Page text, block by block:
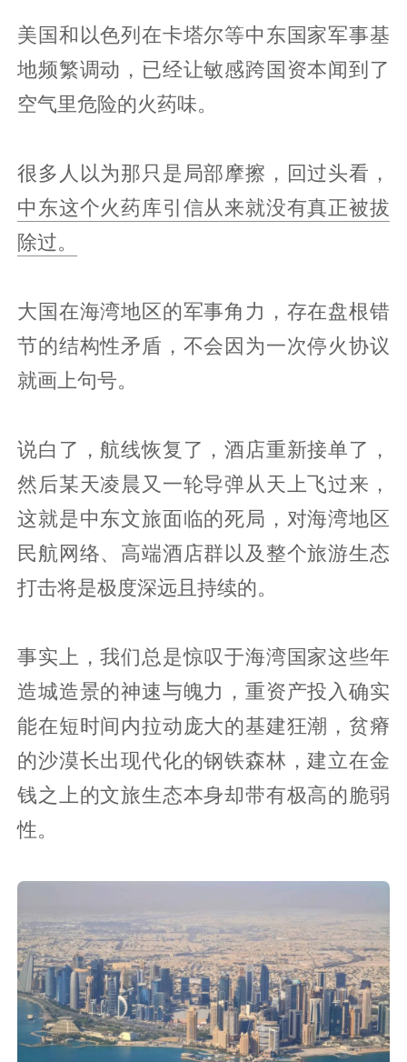
美国和以色列在卡塔尔等中东国家军事基
地频繁调动，已经让敏感跨国资本闻到了
空气里危险的火药味。
很多人以为那只是局部摩擦，回过头看，
中东这个火药库引信从来就没有真正被拔
除过。
大国在海湾地区的军事角力，存在盘根错
节的结构性矛盾，不会因为一次停火协议
就画上句号。
说白了，航线恢复了，酒店重新接单了，
然后某天凌晨又一轮导弹从天上飞过来，
这就是中东文旅面临的死局，对海湾地区
民航网络、高端酒店群以及整个旅游生态
打击将是极度深远且持续的。
事实上，我们总是惊叹于海湾国家这些年
造城造景的神速与魄力，重资产投入确实
能在短时间内拉动庞大的基建狂潮，贫瘠
的沙漠长出现代化的钢铁森林，建立在金
钱之上的文旅生态本身却带有极高的脆弱
性。